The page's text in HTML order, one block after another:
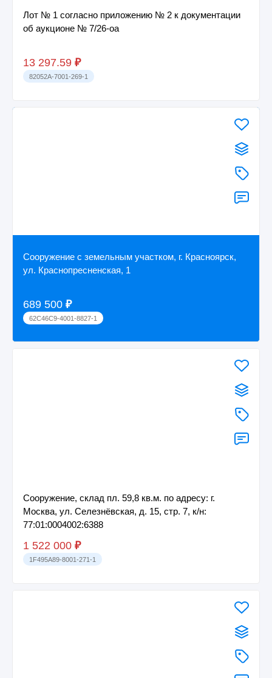
Лот № 1 согласно приложению № 2 к документации
об аукционе № 7/26-оа
13 297.59 ₽
82052A-7001-269-1
Сооружение с земельным участком, г. Красноярск,
ул. Краснопресненская, 1
689 500 ₽
62C46C9-4001-8827-1
Сооружение, склад пл. 59,8 кв.м. по адресу: г.
Москва, ул. Селезнёвская, д. 15, стр. 7, к/н:
77:01:0004002:6388
1 522 000 ₽
1F495A89-8001-271-1